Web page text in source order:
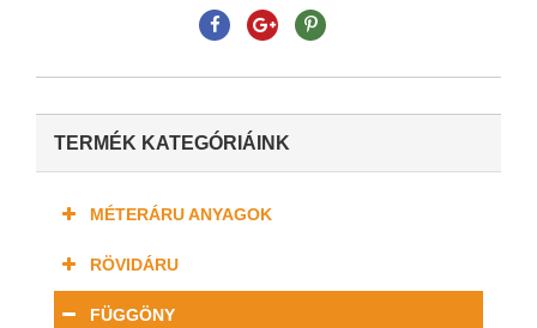
TERMÉK KATEGÓRIÁINK
MÉTERÁRU ANYAGOK
RÖVIDÁRU
FÜGGÖNY